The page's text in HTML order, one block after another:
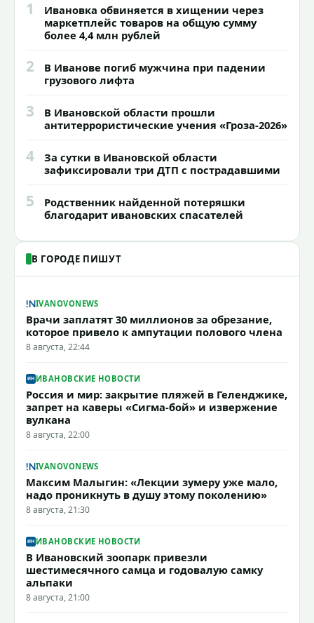
1
Ивановка обвиняется в хищении через
маркетплейс товаров на общую сумму
более 4,4 млн рублей
2
В Иванове погиб мужчина при падении
грузового лифта
3
В Ивановской области прошли
антитеррористические учения «Гроза-2026»
4
За сутки в Ивановской области
зафиксировали три ДТП с пострадавшими
5
Родственник найденной потеряшки
благодарит ивановских спасателей
В ГОРОДЕ ПИШУТ
IVANOVONEWS
Врачи заплатят 30 миллионов за обрезание,
которое привело к ампутации полового члена
8 августа, 22:44
ИВАНОВСКИЕ НОВОСТИ
Россия и мир: закрытие пляжей в Геленджике,
запрет на каверы «Сигма-бой» и извержение
вулкана
8 августа, 22:00
IVANOVONEWS
Максим Малыгин: «Лекции зумеру уже мало,
надо проникнуть в душу этому поколению»
8 августа, 21:30
ИВАНОВСКИЕ НОВОСТИ
В Ивановский зоопарк привезли
шестимесячного самца и годовалую самку
альпаки
8 августа, 21:00